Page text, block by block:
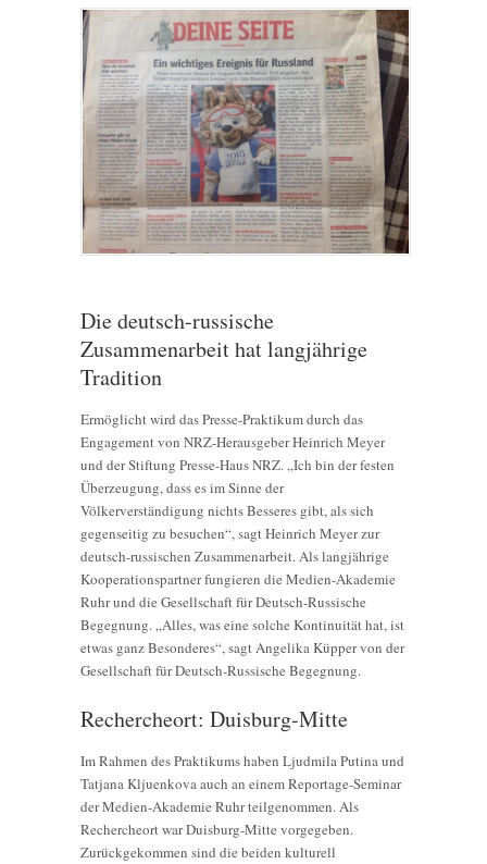
Die deutsch-russische
Zusammenarbeit hat langjährige
Tradition
Ermöglicht wird das Presse-Praktikum durch das
Engagement von NRZ-Herausgeber Heinrich Meyer
und der Stiftung Presse-Haus NRZ. „Ich bin der festen
Überzeugung, dass es im Sinne der
Völkerverständigung nichts Besseres gibt, als sich
gegenseitig zu besuchen“, sagt Heinrich Meyer zur
deutsch-russischen Zusammenarbeit. Als langjährige
Kooperationspartner fungieren die Medien-Akademie
Ruhr und die Gesellschaft für Deutsch-Russische
Begegnung. „Alles, was eine solche Kontinuität hat, ist
etwas ganz Besonderes“, sagt Angelika Küpper von der
Gesellschaft für Deutsch-Russische Begegnung.
Rechercheort: Duisburg-Mitte
Im Rahmen des Praktikums haben Ljudmila Putina und
Tatjana Kljuenkova auch an einem Reportage-Seminar
der Medien-Akademie Ruhr teilgenommen. Als
Rechercheort war Duisburg-Mitte vorgegeben.
Zurückgekommen sind die beiden kulturell